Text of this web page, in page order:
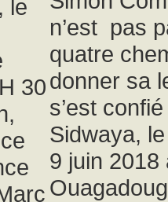
le
30
n’est pas
quatre
donner sa
s’est
Sidwaya,
9 juin 2018